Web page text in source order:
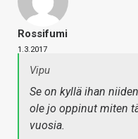
Rossifumi
1.3.2017
Vipu
Se on kyllä ihan
ole jo oppinut miten
vuosia.